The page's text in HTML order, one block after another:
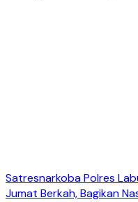
Satresnarkoba Polres
Jumat Berkah, Bagikan